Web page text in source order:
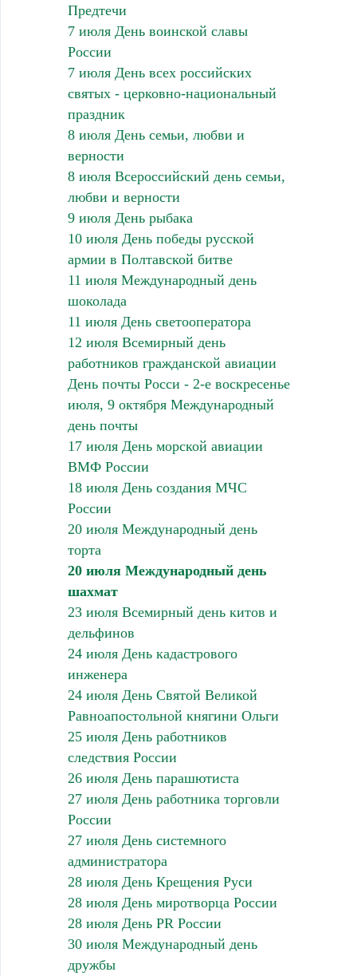
Предтечи
7 июля День воинской славы
России
7 июля День всех российских
святых - церковно-национальный
праздник
8 июля День семьи, любви и
верности
8 июля Всероссийский день семьи,
любви и верности
9 июля День рыбака
10 июля День победы русской
армии в Полтавской битве
11 июля Международный день
шоколада
11 июля День светооператора
12 июля Всемирный день
работников гражданской авиации
День почты Росси - 2-е воскресенье
июля, 9 октября Международный
день почты
17 июля День морской авиации
ВМФ России
18 июля День создания МЧС
России
20 июля Международный день
торта
20 июля Международный день
шахмат
23 июля Всемирный день китов и
дельфинов
24 июля День кадастрового
инженера
24 июля День Святой Великой
Равноапостольной княгини Ольги
25 июля День работников
следствия России
26 июля День парашютиста
27 июля День работника торговли
России
27 июля День системного
администратора
28 июля День Крещения Руси
28 июля День миротворца России
28 июля День PR России
30 июля Международный день
дружбы